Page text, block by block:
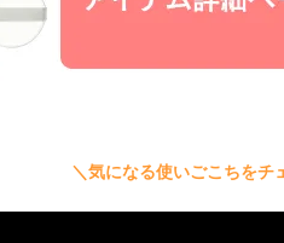
＼気になる使いごこちをチ